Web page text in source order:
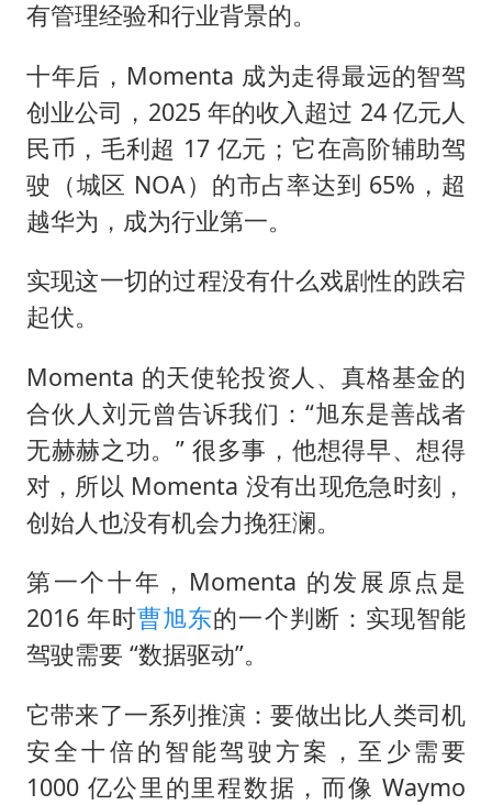
有管理经验和行业背景的。
十年后，Momenta 成为走得最远的智驾
创业公司，2025 年的收入超过 24 亿元人
民币，毛利超 17 亿元；它在高阶辅助驾
驶（城区 NOA）的市占率达到 65%，超
越华为，成为行业第一。
实现这一切的过程没有什么戏剧性的跌宕
起伏。
Momenta 的天使轮投资人、真格基金的
合伙人刘元曾告诉我们：“旭东是善战者
无赫赫之功。” 很多事，他想得早、想得
对，所以 Momenta 没有出现危急时刻，
创始人也没有机会力挽狂澜。
第一个十年，Momenta 的发展原点是
2016 年时曹旭东的一个判断：实现智能
驾驶需要 “数据驱动”。
它带来了一系列推演：要做出比人类司机
安全十倍的智能驾驶方案，至少需要
1000 亿公里的里程数据，而像 Waymo